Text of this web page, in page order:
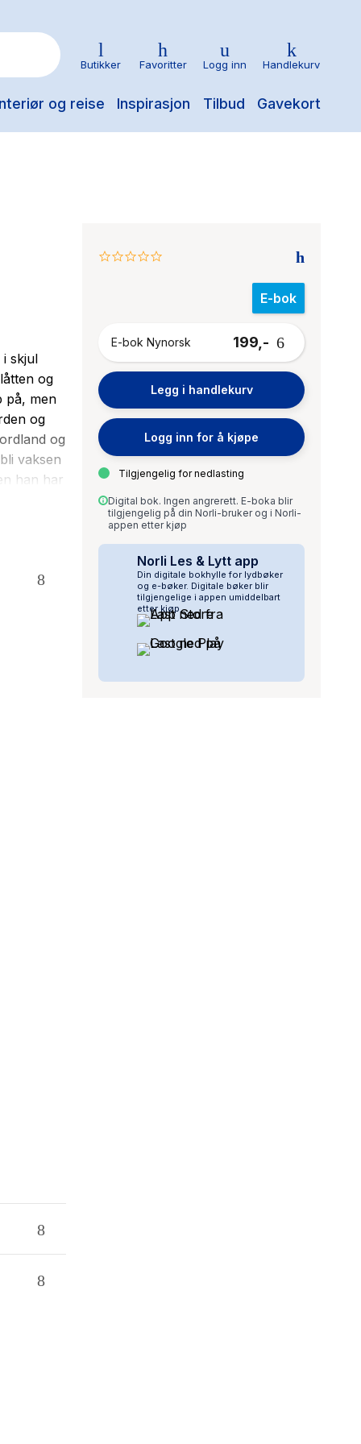
og reise Inspirasjon Tilbud Gavekort
Butikker Favoritter Logg inn Handlekurv
0.0
E-bok
E-bok Nynorsk 199,-
Legg i handlekurv
Logg inn for å kjøpe
Tilgjengelig for nedlasting
Digital bok. Ingen angrerett. E-boka blir
tilgjengelig på din Norli-bruker og i Norli-
appen etter kjøp
Norli Les & Lytt app
Din digitale bokhylle for lydbøker
og e-bøker. Digitale bøker blir
tilgjengelige i appen umiddelbart
etter kjøp.
i skjul
og
på, men
og
og
vaksen
han har